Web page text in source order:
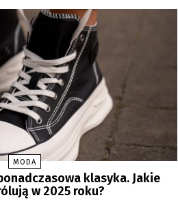
MODA
klasyka. Jakie
w 2025 roku?